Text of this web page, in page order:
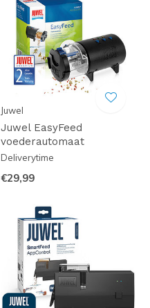
Juwel
Juwel EasyFeed
voederautomaat
Deliverytime
€29,99